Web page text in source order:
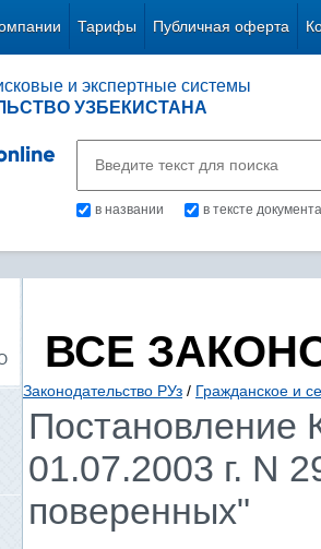
Тарифы Публичная оферта
и экспертные системы
УЗБЕКИСТАНА
в названии в тексте документа
ВСЕ
Законодательство РУз / Гражданское и
Постановление
01.07.2003 г. N
поверенных"